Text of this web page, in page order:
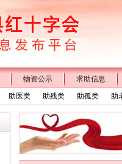
物资公示
求助信息
助医类 助残类 助孤类 助